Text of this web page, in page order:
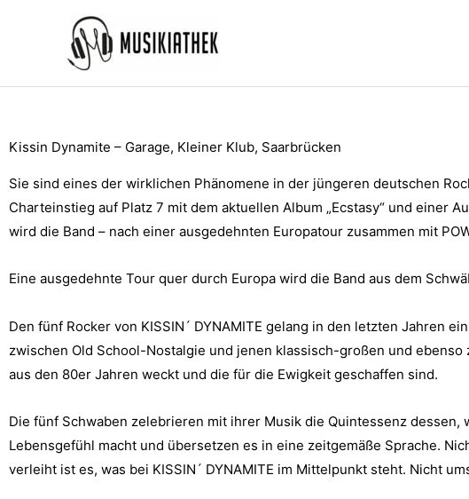
Kissin Dynamite – Garage, Kleiner Klub, Saarbrücken
Sie sind eines der wirklichen Phänomene in der jüngeren deutschen
Charteinstieg auf Platz 7 mit dem aktuellen Album „Ecstasy“ und einer
wird die Band – nach einer ausgedehnten Europatour zusammen mit
Eine ausgedehnte Tour quer durch Europa wird die Band aus dem
Den fünf Rocker von KISSIN´ DYNAMITE gelang in den letzten Jahren
zwischen Old School-Nostalgie und jenen klassisch-großen und
aus den 80er Jahren weckt und die für die Ewigkeit geschaffen sind.
Die fünf Schwaben zelebrieren mit ihrer Musik die Quintessenz
Lebensgefühl macht und übersetzen es in eine zeitgemäße Sprache.
verleiht ist es, was bei KISSIN´ DYNAMITE im Mittelpunkt steht. Nicht